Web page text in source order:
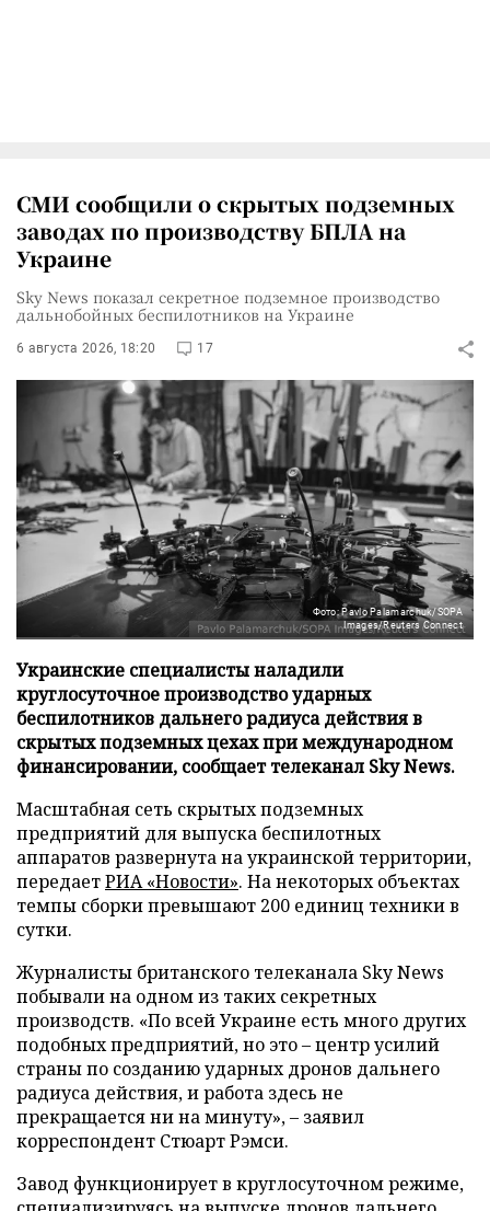
СМИ сообщили о скрытых подземных
заводах по производству БПЛА на
Украине
Sky News показал секретное подземное производство
дальнобойных беспилотников на Украине
6 августа 2026, 18:20 17
Фото: Pavlo Palamarchuk/SOPA
Images/Reuters Connect
Украинские специалисты наладили
круглосуточное производство ударных
беспилотников дальнего радиуса действия в
скрытых подземных цехах при международном
финансировании, сообщает телеканал Sky News.
Масштабная сеть скрытых подземных
предприятий для выпуска беспилотных
аппаратов развернута на украинской территории,
передаетРИА «Новости». На некоторых объектах
темпы сборки превышают 200 единиц техники в
сутки.
Журналисты британского телеканала Sky News
побывали на одном из таких секретных
производств. «По всей Украине есть много других
подобных предприятий, но это – центр усилий
страны по созданию ударных дронов дальнего
радиуса действия, и работа здесь не
прекращается ни на минуту», – заявил
корреспондент Стюарт Рэмси.
Завод функционирует в круглосуточном режиме,